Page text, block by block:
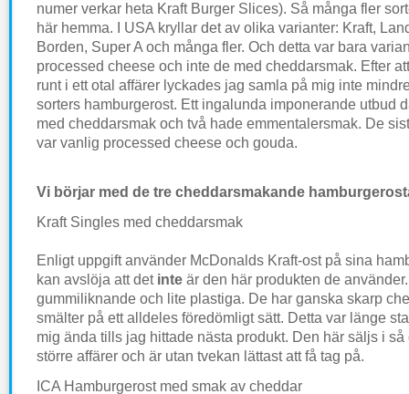
numer verkar heta Kraft Burger Slices). Så många fler
här hemma. I USA kryllar det av olika varianter: Kraft,
Borden, Super A och många fler. Och detta var bara
processed cheese och inte de med cheddarsmak. Efter
runt i ett otal affärer lyckades jag samla på mig inte
sorters hamburgerost. Ett ingalunda imponerande utbud
med cheddarsmak och två hade emmentalersmak. De
var vanlig processed cheese och gouda.
Vi börjar med de tre cheddarsmakande
Kraft Singles med cheddarsmak
Enligt uppgift använder McDonalds Kraft-ost på sina
kan avslöja att det inte är den här produkten de
gummiliknande och lite plastiga. De har ganska skarp
smälter på ett alldeles föredömligt sätt. Detta var länge
mig ända tills jag hittade nästa produkt. Den här säljs i så
större affärer och är utan tvekan lättast att få tag på.
ICA Hamburgerost med smak av cheddar